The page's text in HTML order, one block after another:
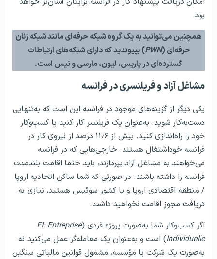
بود.
همچنین می‌توانید به یک گروه شبکه حرفه‌ای مانند شبکه زنان
حرفه‌ای (PWN) بپیوندید که دارای شبکه‌های ارتباطات
گسترده‌ای در پاریس، لیون، مارسی و نیس است.
مشاغل آزاد و فریلنسری در فرانسه
یکی دیگر از گزینه‌های موجود در فرانسه این است که به‌تنهایی
دست‌به‌کار شوید. به‌عنوان یک فریلنسر کار کنید یا کسب‌وکار
خود را راه‌اندازی کنید. بیش از ۱۱٫۶ درصد از نیروی کار در
فرانسه خوداشتغال هستند. خارجی‌هایی که در فرانسه
می‌خواهند به مشاغل آزاد بپردازند، باید حتما اقامت بلندمدت
فرانسه را داشته باشند. در صورتی که شما ساکن اتحادیه اروپا
/ منطقه اقتصادی اروپا و یا کشور سوئیس هستید، نیازی به
دریافت مجوز اقامت نخواهید داشت.
اگر کسب‌وکار شما به‌صورت پروژه فردی (EI: Entreprise
Individuelle) است و به‌عنوان یک معامله‌گر عمل می‌کنید نه
به‌صورت یک شرکت یا مؤسسه، مشمول قوانین مالیاتی سنگین